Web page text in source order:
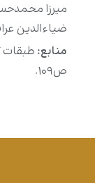
میرزا
ضیاءالدین
منابع:
ص۱۰۹.